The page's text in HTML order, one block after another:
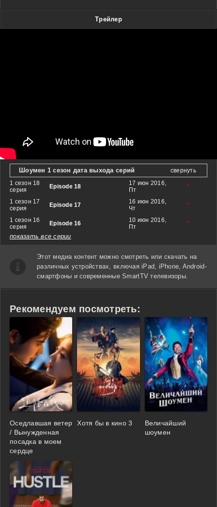
Трейлер
Шоумен 1 сезон дата выхода серий
свернуть
1 сезон 18
серия
Episode 18
17 июн 2016,
Пт
*
1 сезон 17
серия
Episode 17
16 июн 2016,
Чт
*
1 сезон 16
серия
Episode 16
10 июн 2016,
Пт
*
показать все серии
Этот медиа контент можно смотреть или скачать на
различных устройствах, включая iPad, iPhone, Android-
смартфоны и современные SmartTV телевизоры.
Рекомендуем посмотреть:
Оседлавшая ветер
/ Вынужденная
посадка в моем
сердце
Хотя бы в кино 3
Величайший
шоумен